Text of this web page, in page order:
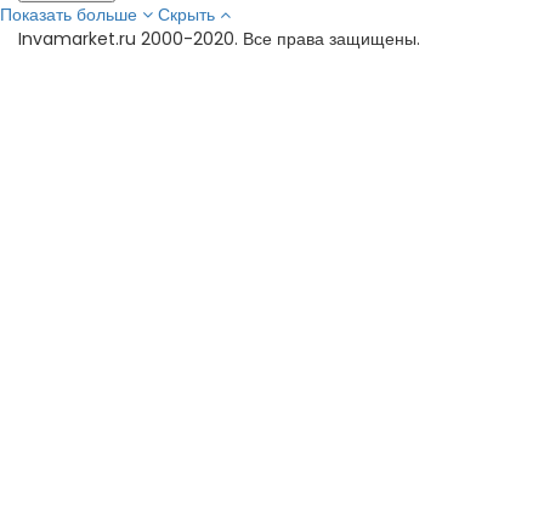
Показать больше
Скрыть
Invamarket.ru 2000-2020. Все права защищены.